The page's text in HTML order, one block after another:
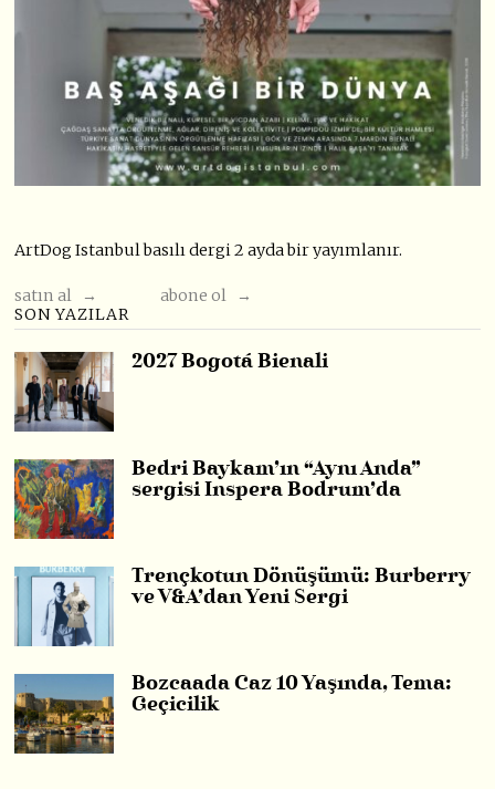
ArtDog Istanbul basılı dergi 2 ayda bir yayımlanır.
satın al →
abone ol →
SON YAZILAR
2027 Bogotá Bienali
Bedri Baykam’ın “Aynı Anda”
sergisi Inspera Bodrum’da
Trençkotun Dönüşümü: Burberry
ve V&A’dan Yeni Sergi
Bozcaada Caz 10 Yaşında, Tema:
Geçicilik